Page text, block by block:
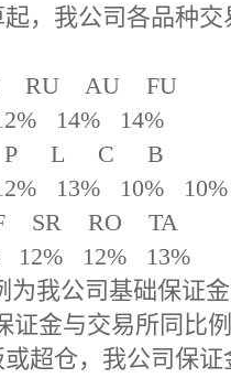
，我公司各品种
RU AU FU
14% 14%
L C B
13% 10% 10%
SR RO TA
12% 13%
为我公司基础保证
证金与交易所同比
超仓，我公司保